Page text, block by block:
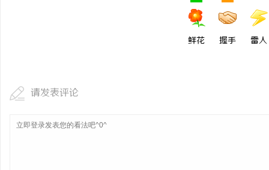
鲜花 握手 雷人
请发表评论